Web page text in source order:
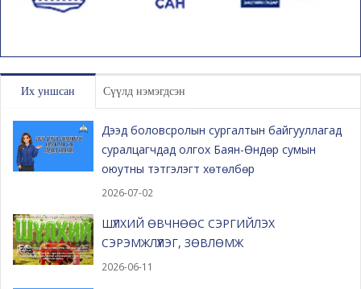
Их уншсан Сүүлд нэмэгдсэн
Дээд боловсролын сургалтын байгууллагад
суралцагчдад олгох Баян-Өндөр сумын
оюутны тэтгэлэгт хөтөлбөр
2026-07-02
ШҮЛХИЙ ӨВЧНӨӨС СЭРГИЙЛЭХ
СЭРЭМЖЛҮҮЛЭГ, ЗӨВЛӨМЖ
2026-06-11